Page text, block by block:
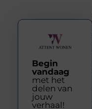
Begin
vandaag
met het
delen van
jouw
verhaal!